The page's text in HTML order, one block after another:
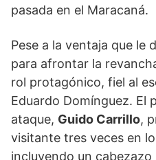
pasada en el Maracaná.
Pese a la ventaja que le
para afrontar la
rol protagónico, fiel al
Eduardo Domínguez. El
ataque, Guido Carrillo,
visitante tres veces en
incluyendo un cabezazo